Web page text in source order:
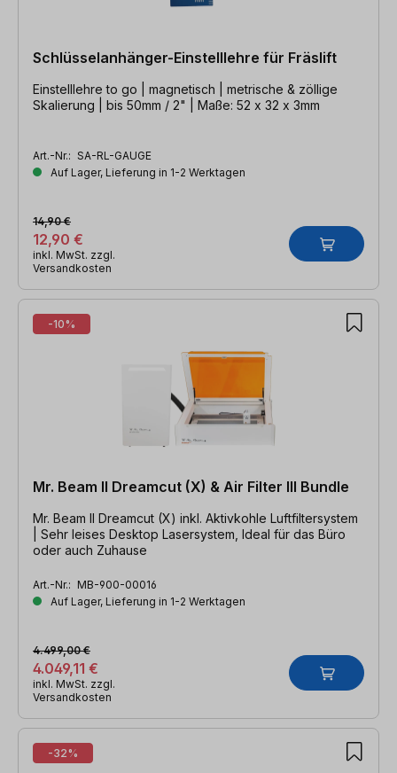
Schlüsselanhänger-Einstelllehre für Fräslift
Einstelllehre to go | magnetisch | metrische & zöllige
Skalierung | bis 50mm / 2" | Maße: 52 x 32 x 3mm
Art.-Nr.: SA-RL-GAUGE
Auf Lager, Lieferung in 1-2 Werktagen
12,90 €
14,90 €
inkl. MwSt. zzgl.
Versandkosten
-10%
Mr. Beam II Dreamcut (X) & Air Filter III Bundle
Mr. Beam II Dreamcut (X) inkl. Aktivkohle Luftfiltersystem
| Sehr leises Desktop Lasersystem, Ideal für das Büro
oder auch Zuhause
Art.-Nr.: MB-900-00016
Auf Lager, Lieferung in 1-2 Werktagen
4.049,11 €
4.499,00 €
inkl. MwSt. zzgl.
Versandkosten
-32%